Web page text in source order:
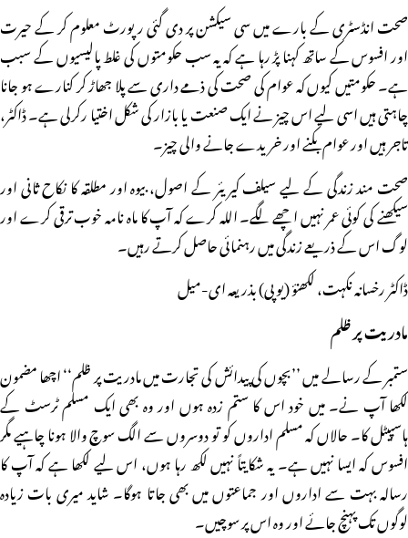
صحت انڈسٹری کے بارے میں سی سیکشن پر دی گئی رپورٹ معلوم کر کے حیرت
اور افسوس کے ساتھ کہنا پڑ رہا ہے کہ یہ سب حکومتوں کی غلط پالیسیوں کے سبب
ہے۔ حکومتیں کیوں کہ عوام کی صحت کی ذمے داری سے پلا جھاڑ کر کنارے ہو جانا
چاہتی ہیں اسی لیے اس چیز نے ایک صنعت یا بازار کی شکل اختیا رکرلی ہے۔ ڈاکٹر،
تاجر ہیں اور عوام بکنے اور خریدے جانے والی چیز۔
صحت مند زندگی کے لیے سیلف کیریئر کے اصول، بیوہ اور مطلقہ کا نکاح ثانی اور
سیکھنے کی کوئی عمر نہیں اچھے لگے۔ اللہ کرے کہ آپ کا ماہ نامہ خوب ترقی کرے اور
لوگ اس کے ذریعے زندگی میں رہنمائی حاصل کرتے رہیں۔
ڈاکٹر رخسانہ نکہت، لکھنؤ (یوپی) بذریعہ ای-میل
مادریت پر ظلم
ستمبر کے رسالے میں ’’بچوں کی پیدائش کی تجارت میں مادریت پر ظلم‘‘ اچھا مضمون
لکھا آپ نے۔ میں خود اس کا ستم زدہ ہوں اور وہ بھی ایک مسلم ٹرسٹ کے
ہاسپیٹل کا۔ حالاں کہ مسلم اداروں کو تو دوسروں سے الگ سوچ والا ہونا چاہیے مگر
افسوس کہ ایسا نہیں ہے۔ یہ شکایتاً نہیں لکھ رہا ہوں، اس لیے لکھا ہے کہ آپ کا
رسالہ بہت سے اداروں اور جماعتوں میں بھی جاتا ہوگا۔ شاید میری بات زیادہ
لوگوں تک پہنچ جائے اور وہ اس پر سوچیں۔